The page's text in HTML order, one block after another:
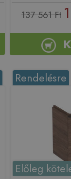
137 561 Ft
Rendelésre
Előleg